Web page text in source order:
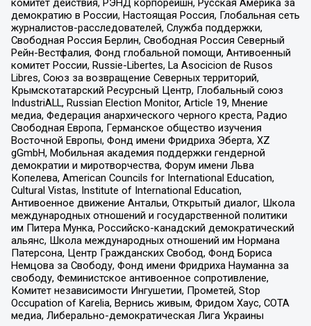
комитет действия, РЭНД корпорейшн, Русская Америка за
демократию в России, Настоящая Россия, Глобальная сеть
журналистов-расследователей, Служба поддержки,
Свободная Россия Берлин, Свободная Россия Северный
Рейн-Вестфалия, Фонд глобальной помощи, Антивоенный
комитет России, Russie-Libertes, La Asocicion de Rusos
Libres, Союз за возвращение Северных территорий,
Крымскотатарский Ресурсный Центр, Глобальный союз
IndustriALL, Russian Election Monitor, Article 19, Мнение
медиа, Федерация анархического черного креста, Радио
Свободная Европа, Германское общество изучения
Восточной Европы, Фонд имени Фридриха Эберта, XZ
gGmbH, Мобильная академия поддержки гендерной
демократии и миротворчества, Форум имени Льва
Копелева, American Councils for International Education,
Cultural Vistas, Institute of International Education,
Антивоенное движение Антальи, Открытый диалог, Школа
международных отношений и государственной политики
им Питера Мунка, Российско-канадский демократический
альянс, Школа международных отношений им Нормана
Патерсона, Центр Гражданских Свобод, Фонд Бориса
Немцова за Свободу, Фонд имени Фридриха Науманна за
свободу, Феминистское антивоенное сопротивление,
Комитет независимости Ингушетии, Прометей, Stop
Occupation of Karelia, Вернись живым, Фридом Хаус, СОТА
медиа, Либерально-демократическая Лига Украины